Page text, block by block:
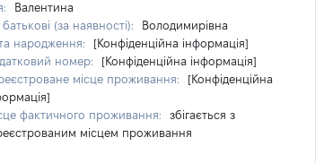
Валентина
(за наявності):
Володимирівна
народження:
[Конфіденційна інформація]
номер:
[Конфіденційна інформація]
місце проживання:
[Конфіденційна
фактичного проживання:
збігається з
місцем проживання